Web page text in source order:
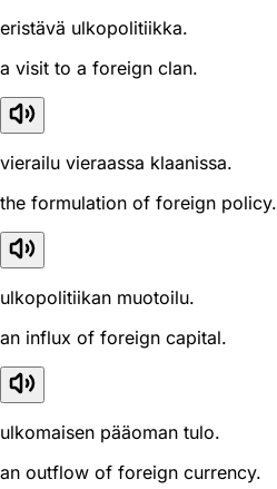
eristävä ulkopolitiikka.
a visit to a foreign clan.
vierailu vieraassa klaanissa.
the formulation of foreign policy.
ulkopolitiikan muotoilu.
an influx of foreign capital.
ulkomaisen pääoman tulo.
an outflow of foreign currency.